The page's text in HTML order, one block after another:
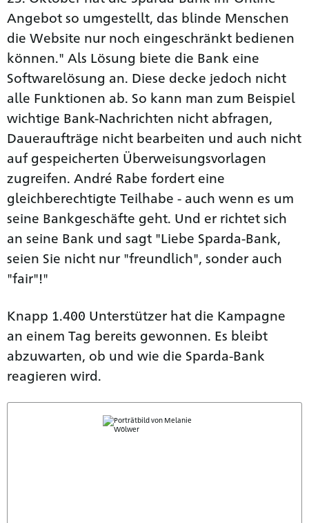
Angebot so umgestellt, das blinde Menschen
die Website nur noch eingeschränkt bedienen
können." Als Lösung biete die Bank eine
Softwarelösung an. Diese decke jedoch nicht
alle Funktionen ab. So kann man zum Beispiel
wichtige Bank-Nachrichten nicht abfragen,
Daueraufträge nicht bearbeiten und auch nicht
auf gespeicherten Überweisungsvorlagen
zugreifen. André Rabe fordert eine
gleichberechtigte Teilhabe - auch wenn es um
seine Bankgeschäfte geht. Und er richtet sich
an seine Bank und sagt "Liebe Sparda-Bank,
seien Sie nicht nur "freundlich", sonder auch
"fair"!"
Knapp 1.400 Unterstützer hat die Kampagne
an einem Tag bereits gewonnen. Es bleibt
abzuwarten, ob und wie die Sparda-Bank
reagieren wird.